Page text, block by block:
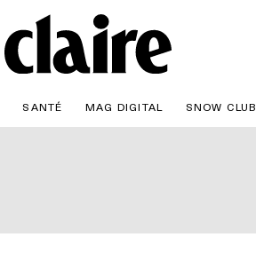
SANTÉ MAG DIGITAL SNOW CLUB